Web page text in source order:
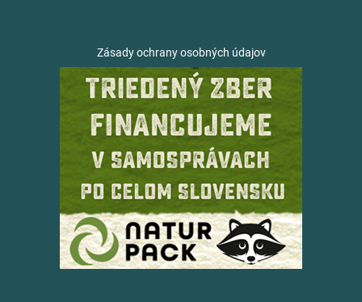
Zásady ochrany osobných údajov